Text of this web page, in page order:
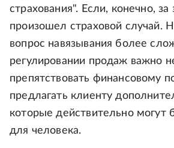
страхования". Если, конечно,
произошел страховой случай.
вопрос навязывания более
регулировании продаж важно
препятствовать финансовому
предлагать клиенту
которые действительно могут
для человека.